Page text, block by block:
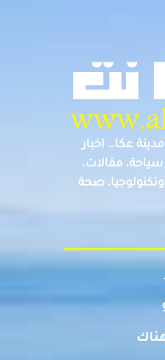
عكا… اخبار
سياحة، مقالات،
صحة